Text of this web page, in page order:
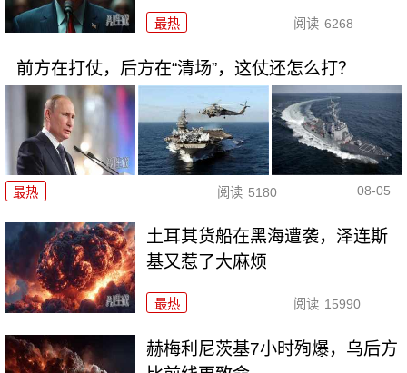
最热 阅读 6268
前方在打仗，后方在“清场”，这仗还怎么打？
最热 阅读 5180 08-05
土耳其货船在黑海遭袭，泽连斯
基又惹了大麻烦
最热 阅读 15990
赫梅利尼茨基7小时殉爆，乌后方